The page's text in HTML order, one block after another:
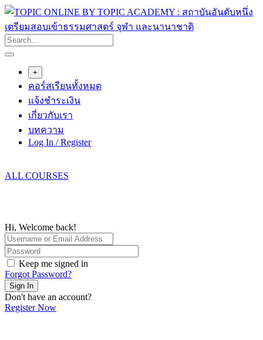
Skip
content
+
คอร์สเรียนทั้งหมด
แจ้งชำระเงิน
เกี่ยวกับเรา
บทความ
Log In / Register
ALL COURSES
Hi, Welcome back!
Keep me signed in
Forgot Password?
Sign In
Don't have an account?
Register Now